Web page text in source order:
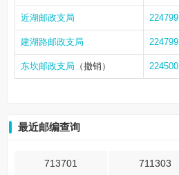
近湖邮政支局 224799
建湖路邮政支局 224799
东坎邮政支局 （撤销） 224500
最近邮编查询
713701 711303